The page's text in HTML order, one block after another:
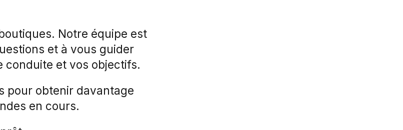
Notre équipe est
et à vous guider
conduite et vos objectifs.
pour obtenir davantage
en cours.